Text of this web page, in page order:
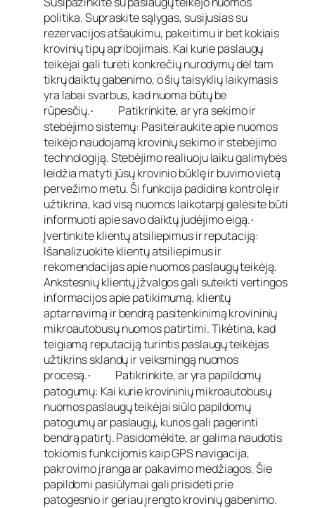
politika. Supraskite sąlygas, susijusias su
rezervacijos atšaukimu, pakeitimu ir bet kokiais
krovinių tipų apribojimais. Kai kurie paslaugų
teikėjai gali turėti konkrečių nurodymų dėl tam
tikrų daiktų gabenimo, o šių taisyklių laikymasis
yra labai svarbus, kad nuoma būtų be
rūpesčių.·
Patikrinkite, ar yra sekimo ir
stebėjimo sistemų: Pasiteiraukite apie nuomos
teikėjo naudojamą krovinių sekimo ir stebėjimo
technologiją. Stebėjimo realiuoju laiku galimybės
leidžia matyti jūsų krovinio būklę ir buvimo vietą
pervežimo metu. Ši funkcija padidina kontrolę ir
užtikrina, kad visą nuomos laikotarpį galėsite būti
informuoti apie savo daiktų judėjimo eigą.·
Įvertinkite klientų atsiliepimus ir reputaciją:
Išanalizuokite klientų atsiliepimus ir
rekomendacijas apie nuomos paslaugų teikėją.
Ankstesnių klientų įžvalgos gali suteikti vertingos
informacijos apie patikimumą, klientų
aptarnavimą ir bendrą pasitenkinimą krovininių
mikroautobusų nuomos patirtimi. Tikėtina, kad
teigiamą reputaciją turintis paslaugų teikėjas
užtikrins sklandų ir veiksmingą nuomos
procesą.·
Patikrinkite, ar yra papildomų
patogumų: Kai kurie krovininių mikroautobusų
nuomos paslaugų teikėjai siūlo papildomų
patogumų ar paslaugų, kurios gali pagerinti
bendrą patirtį. Pasidomėkite, ar galima naudotis
tokiomis funkcijomis kaip GPS navigacija,
pakrovimo įranga ar pakavimo medžiagos. Šie
papildomi pasiūlymai gali prisidėti prie
patogesnio ir geriau įrengto krovinių gabenimo.